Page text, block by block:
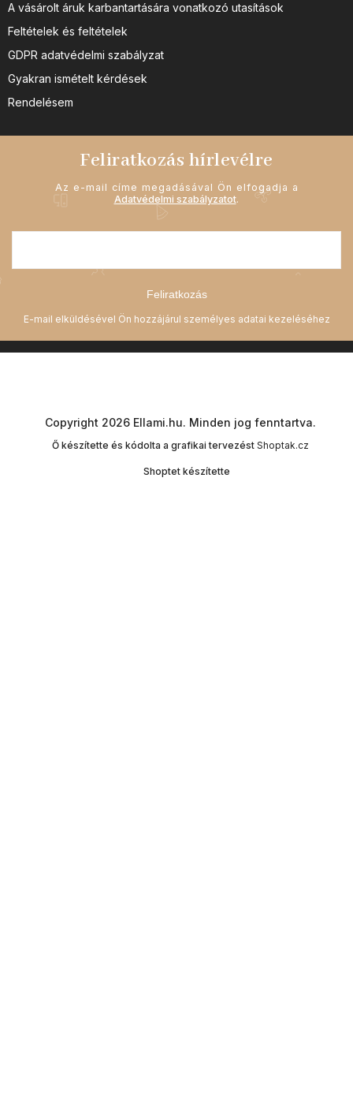
A vásárolt áruk karbantartására vonatkozó utasítások
Feltételek és feltételek
GDPR adatvédelmi szabályzat
Gyakran ismételt kérdések
Rendelésem
Feliratkozás hírlevélre
Az e-mail címe megadásával Ön elfogadja a
Adatvédelmi szabályzatot.
Feliratkozás
Shoptet készítette
Copyright 2026 Ellami.hu. Minden jog fenntartva.
Ő készítette és kódolta a grafikai tervezést Shoptak.cz